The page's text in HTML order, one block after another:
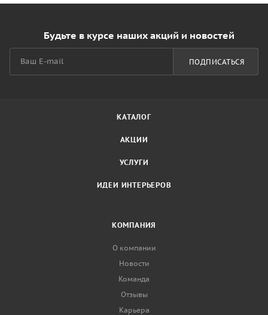
Будьте в курсе наших акций и новостей
ПОДПИСАТЬСЯ
КАТАЛОГ
АКЦИИ
УСЛУГИ
ИДЕИ ИНТЕРЬЕРОВ
КОМПАНИЯ
О компании
Новости
Команда
Отзывы
Карьера